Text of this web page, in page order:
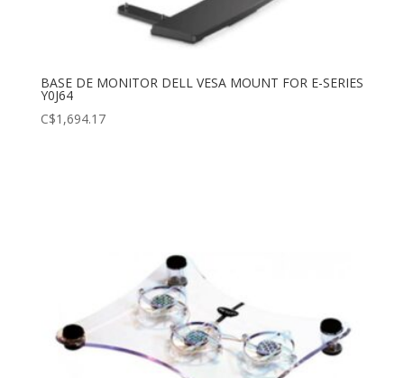
BASE DE MONITOR DELL VESA MOUNT FOR E-SERIES
Y0J64
C$1,694.17